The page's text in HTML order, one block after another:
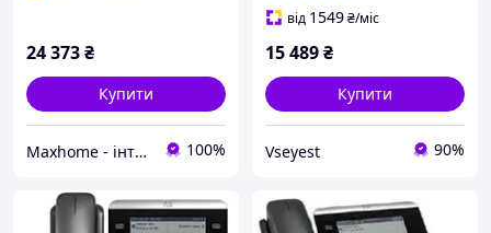
24 373₴
Купити
Maxhome - інтернет магазин 100%
від 1549₴/міс
15 489₴
Купити
Vseyest 90%